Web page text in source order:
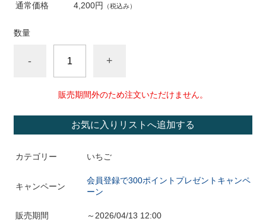
通常価格 4,200円 （税込み）
数量
- +
販売期間外のため注文いただけません。
お気に入りリストへ追加する
カテゴリー いちご
キャンペーン
会員登録で300ポイントプレゼントキャンペ
ーン
販売期間 ～2026/04/13 12:00